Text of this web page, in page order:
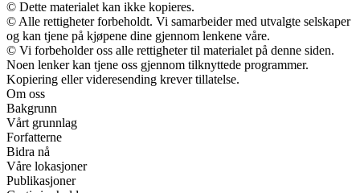
© Dette materialet kan ikke kopieres.
© Alle rettigheter forbeholdt. Vi samarbeider med utvalgte selskaper
og kan tjene på kjøpene dine gjennom lenkene våre.
© Vi forbeholder oss alle rettigheter til materialet på denne siden.
Noen lenker kan tjene oss gjennom tilknyttede programmer.
Kopiering eller videresending krever tillatelse.
Om oss
Bakgrunn
Vårt grunnlag
Forfatterne
Bidra nå
Våre lokasjoner
Publikasjoner